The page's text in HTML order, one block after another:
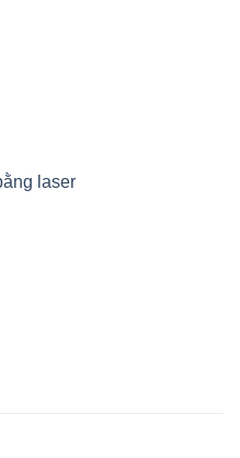
laser